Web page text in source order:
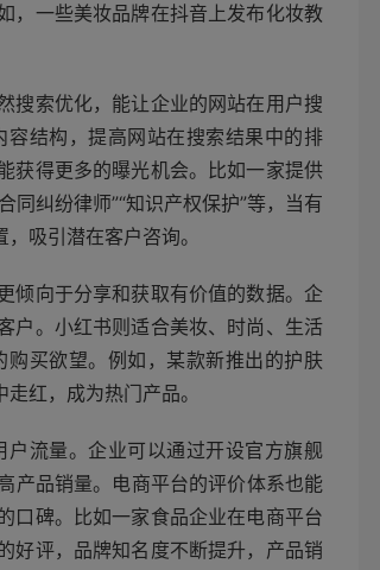
，一些美妆品牌在抖音上发布化妆教
搜索优化，能让企业的网站在用户搜
结构，提高网站在搜索结果中的排
获得更多的曝光机会。比如一家提供
纠纷律师”“知识产权保护”等，当有
吸引潜在客户咨询。
倾向于分享和获取有价值的数据。企
户。小红书则适合美妆、时尚、生活
买欲望。例如，某款新推出的护肤
红，成为热门产品。
流量。企业可以通过开设官方旗舰
产品销量。电商平台的评价体系也能
口碑。比如一家食品企业在电商平台
好评，品牌知名度不断提升，产品销